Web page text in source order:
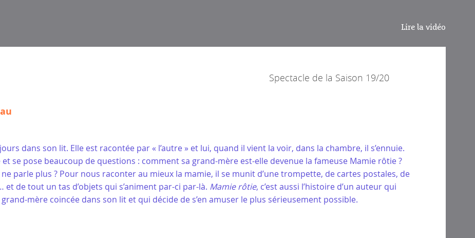
Lire la vidéo
Spectacle de la Saison 19/20
dans son lit. Elle est racontée par « l’autre » et lui, quand il vient la voir, dans la chambre, il s’ennuie.
se pose beaucoup de questions : comment sa grand-mère est-elle devenue la fameuse Mamie rôtie ?
parle plus ? Pour nous raconter au mieux la mamie, il se munit d’une trompette, de cartes postales, de
de tout un tas d’objets qui s’animent par-ci par-là. Mamie rôtie, c’est aussi l’histoire d’un auteur qui
mère coincée dans son lit et qui décide de s’en amuser le plus sérieusement possible.